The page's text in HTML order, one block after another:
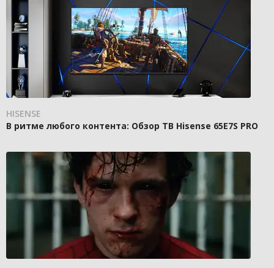
HISENSE
В ритме любого контента: Обзор ТВ Hisense 65E7S PRO